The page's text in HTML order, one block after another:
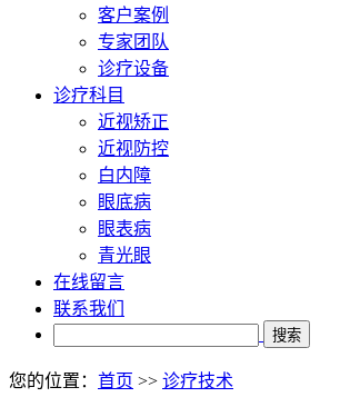
客户案例
专家团队
诊疗设备
诊疗科目
近视矫正
近视防控
白内障
眼底病
眼表病
青光眼
在线留言
联系我们
搜索
您的位置： 首页 >> 诊疗技术